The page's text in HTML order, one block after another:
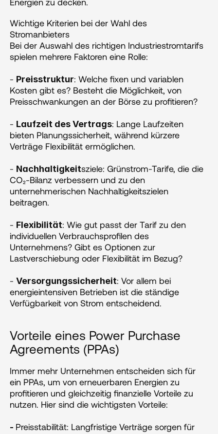
Wichtige Kriterien bei der Wahl des
Stromanbieters
Bei der Auswahl des richtigen Industriestromtarifs
spielen mehrere Faktoren eine Rolle:
- Preisstruktur: Welche fixen und variablen
Kosten gibt es? Besteht die Möglichkeit, von
Preisschwankungen an der Börse zu profitieren?
- Laufzeit des Vertrags: Lange Laufzeiten
bieten Planungssicherheit, während kürzere
Verträge Flexibilität ermöglichen.
- Nachhaltigkeitsziele: Grünstrom-Tarife, die die
CO₂-Bilanz verbessern und zu den
unternehmerischen Nachhaltigkeitszielen
beitragen.
- Flexibilität: Wie gut passt der Tarif zu den
individuellen Verbrauchsprofilen des
Unternehmens? Gibt es Optionen zur
Lastverschiebung oder Flexibilität im Bezug?
- Versorgungssicherheit: Vor allem bei
energieintensiven Betrieben ist die ständige
Verfügbarkeit von Strom entscheidend​​.
Vorteile eines Power Purchase
Agreements (PPAs)
Immer mehr Unternehmen entscheiden sich für
ein PPAs, um von erneuerbaren Energien zu
profitieren und gleichzeitig finanzielle Vorteile zu
nutzen. Hier sind die wichtigsten Vorteile:
- Preisstabilität: Langfristige Verträge sorgen für